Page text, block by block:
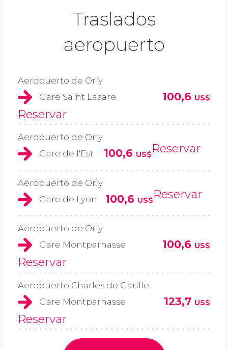
Traslados
aeropuerto
Aeropuerto de Orly
Gare Saint Lazare
100,6 US$
Reservar
Aeropuerto de Orly
Gare de l'Est
100,6 US$Reservar
Aeropuerto de Orly
Gare de Lyon
100,6 US$Reservar
Aeropuerto de Orly
Gare Montparnasse
100,6 US$
Reservar
Aeropuerto Charles de Gaulle
Gare Montparnasse
123,7 US$
Reservar